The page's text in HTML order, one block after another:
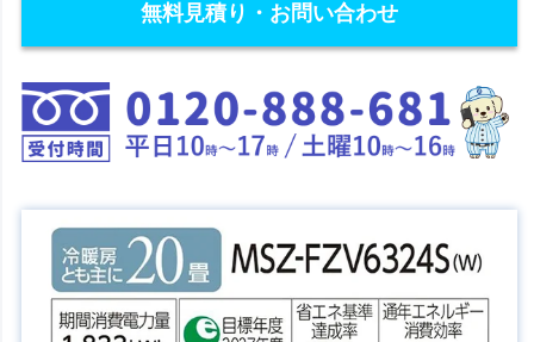
無料見積り・お問い合わせ